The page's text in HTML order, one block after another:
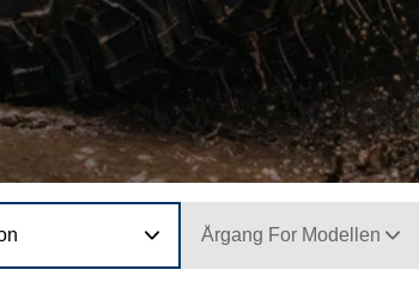
Årgang For Modellen